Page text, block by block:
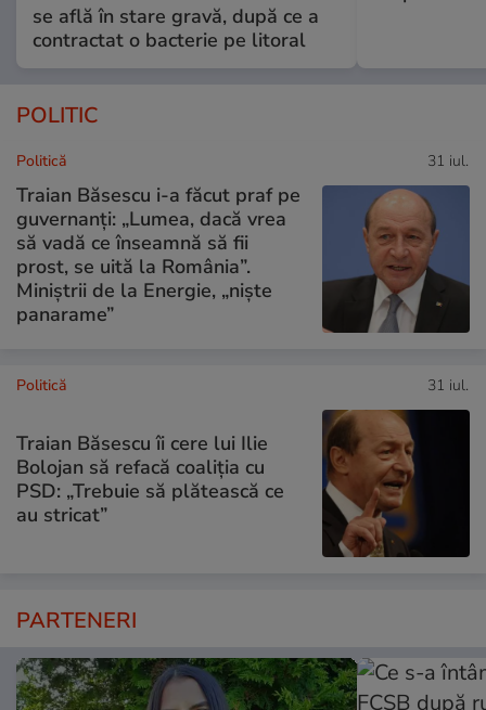
se află în stare gravă, după ce a
contractat o bacterie pe litoral
POLITIC
Politică 31 iul.
Traian Băsescu i-a făcut praf pe
guvernanți: „Lumea, dacă vrea
să vadă ce înseamnă să fii
prost, se uită la România”.
Miniștrii de la Energie, „niște
panarame”
Politică 31 iul.
Traian Băsescu îi cere lui Ilie
Bolojan să refacă coaliția cu
PSD: „Trebuie să plătească ce
au stricat”
PARTENERI